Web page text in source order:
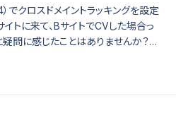
でクロスドメイントラッキングを設定
イトに来て、BサイトでCVした場合っ
疑問に感じたことはありませんか？